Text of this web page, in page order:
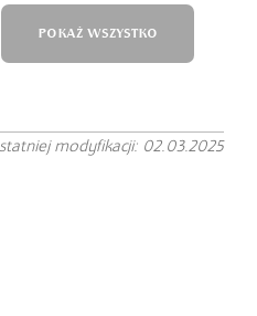
POKAŻ WSZYSTKO
modyfikacji: 02.03.2025